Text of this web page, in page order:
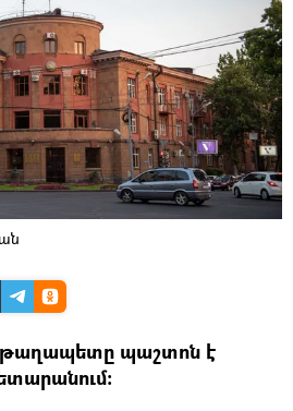
թաղապետը պաշտոն է